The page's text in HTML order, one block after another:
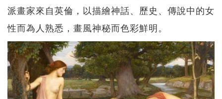
派畫家來自英倫，以描繪神話、歷史、傳說中的女
性而為人熟悉，畫風神秘而色彩鮮明。